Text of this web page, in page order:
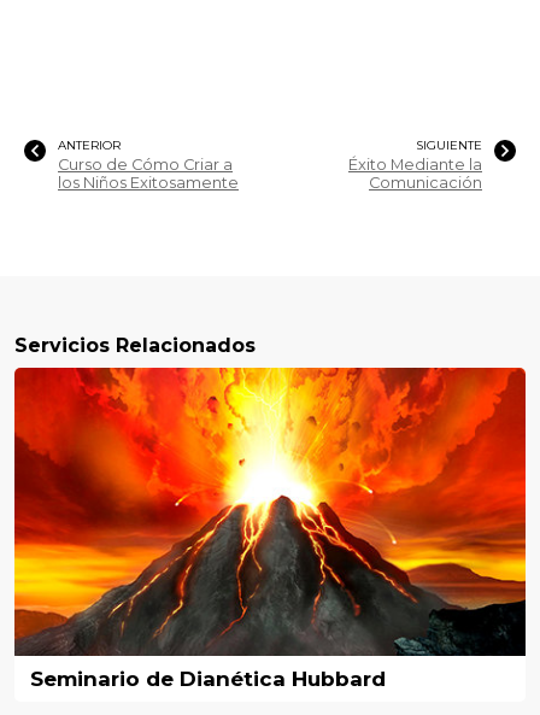
ANTERIOR
Curso de Cómo Criar a
los Niños Exitosamente
SIGUIENTE
Éxito Mediante la
Comunicación
Servicios Relacionados
Seminario de Dianética Hubbard